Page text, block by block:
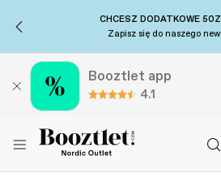
Użyj kodu*: DEAL15→
Booztlet app
4.1